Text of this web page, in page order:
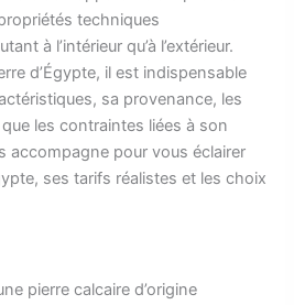
techniques
à l’intérieur qu’à l’extérieur.
d’Égypte, il est indispensable
sa provenance, les
les contraintes liées à son
accompagne pour vous éclairer
ses tarifs réalistes et les choix
pierre calcaire d’origine